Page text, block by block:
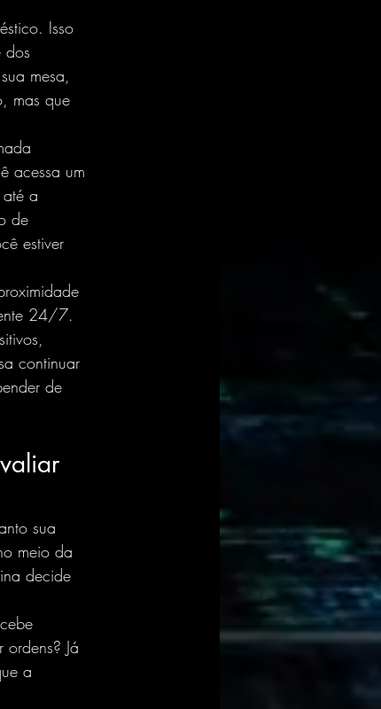
Isso
dos
mesa,
mas que
acessa um
a
de
estiver
24/7.
continuar
de
sua
meio da
decide
Já
a